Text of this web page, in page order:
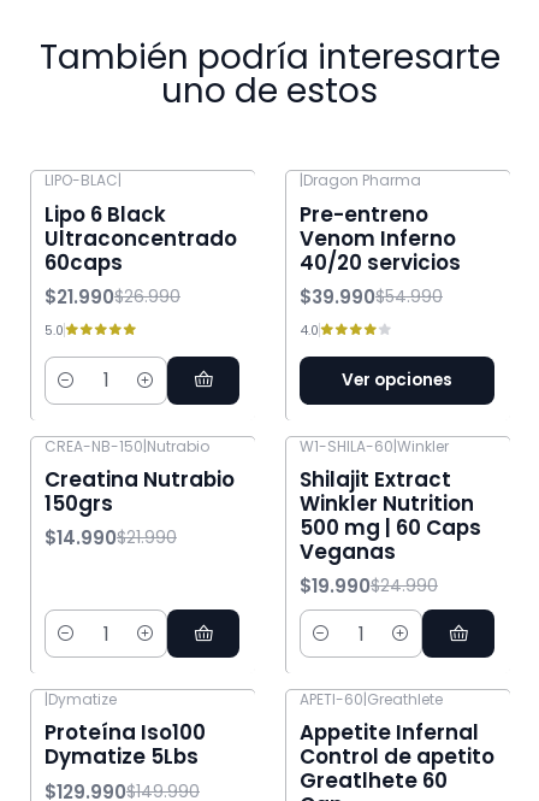
También podría interesarte
uno de estos
LIPO-BLAC|
Lipo 6 Black
Ultraconcentrado
60caps
$21.990$26.990
5.0
Cantidad
|Dragon Pharma
Pre-entreno
Venom Inferno
40/20 servicios
$39.990$54.990
4.0
Ver opciones
CREA-NB-150|Nutrabio
Creatina Nutrabio
150grs
$14.990$21.990
Cantidad
W1-SHILA-60|Winkler
Shilajit Extract
Winkler Nutrition
500 mg | 60 Caps
Veganas
$19.990$24.990
Cantidad
-13% OFF
|Dymatize
Proteína Iso100
Dymatize 5Lbs
$129.990$149.990
APETI-60|Greathlete
Appetite Infernal
Control de apetito
Greatlhete 60